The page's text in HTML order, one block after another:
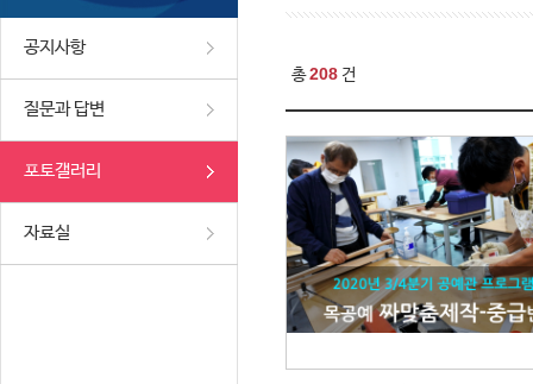
공지사항
질문과 답변
포토갤러리
자료실
총208 건